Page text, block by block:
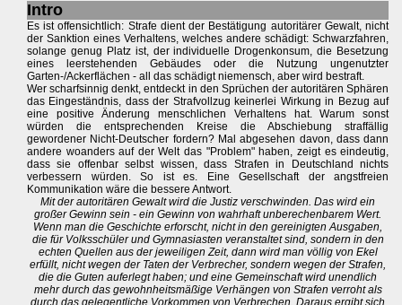
Intro
Es ist offensichtlich: Strafe dient der Bestätigung autoritärer Gewalt, nicht
der Sanktion eines Verhaltens, welches andere schädigt: Schwarzfahren,
solange genug Platz ist, der individuelle Drogenkonsum, die Besetzung
eines leerstehenden Gebäudes oder die Nutzung ungenutzter
Garten-/Ackerflächen - all das schädigt niemensch, aber wird bestraft.
Wer scharfsinnig denkt, entdeckt in den Sprüchen der autoritären Sphären
das Eingeständnis, dass der Strafvollzug keinerlei Wirkung in Bezug auf
eine positive Änderung menschlichen Verhaltens hat. Warum sonst
würden die entsprechenden Kreise die Abschiebung straffällig
gewordener Nicht-Deutscher fordern? Mal abgesehen davon, dass dann
andere woanders auf der Welt das "Problem" haben, zeigt es eindeutig,
dass sie offenbar selbst wissen, dass Strafen in Deutschland nichts
verbessern würden. So ist es. Eine Gesellschaft der angstfreien
Kommunikation wäre die bessere Antwort.
Mit der autoritären Gewalt wird die Justiz verschwinden. Das wird ein
großer Gewinn sein - ein Gewinn von wahrhaft unberechenbarem Wert.
Wenn man die Geschichte erforscht, nicht in den gereinigten Ausgaben,
die für Volksschüler und Gymnasiasten veranstaltet sind, sondern in den
echten Quellen aus der jeweiligen Zeit, dann wird man völlig von Ekel
erfüllt, nicht wegen der Taten der Verbrecher, sondern wegen der Strafen,
die die Guten auferlegt haben; und eine Gemeinschaft wird unendlich
mehr durch das gewohnheitsmäßige Verhängen von Strafen verroht als
durch das gelegentliche Vorkommen von Verbrechen. Daraus ergibt sich